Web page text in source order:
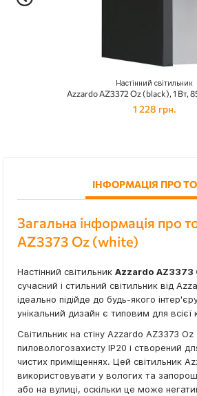
Настінний світильник
Azzardo AZ3372 Oz (black), 1 Вт,
1 228 грн.
ІНФОРМАЦІЯ ПРО
Загальна інформація про
AZ3373 Oz (white)
Настінний світильник Azzardo AZ3373
сучасний і стильний світильник від
ідеально підійде до будь-якого
унікальний дизайн є типовим для всієї
Світильник на стіну Azzardo AZ3373
пиловологозахисту IP20 і створений
чистих приміщеннях. Цей світильник
використовувати у вологих та
або на вулиці, оскільки це може